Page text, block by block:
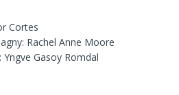
Cortes
Rachel Anne Moore
Gasoy Romdal